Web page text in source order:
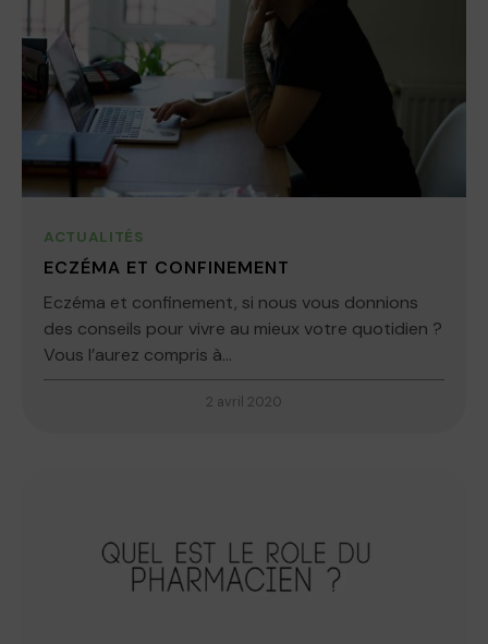
ACTUALITÉS
ECZÉMA ET CONFINEMENT
Eczéma et confinement, si nous vous donnions
des conseils pour vivre au mieux votre quotidien ?
Vous l’aurez compris à...
2 avril 2020